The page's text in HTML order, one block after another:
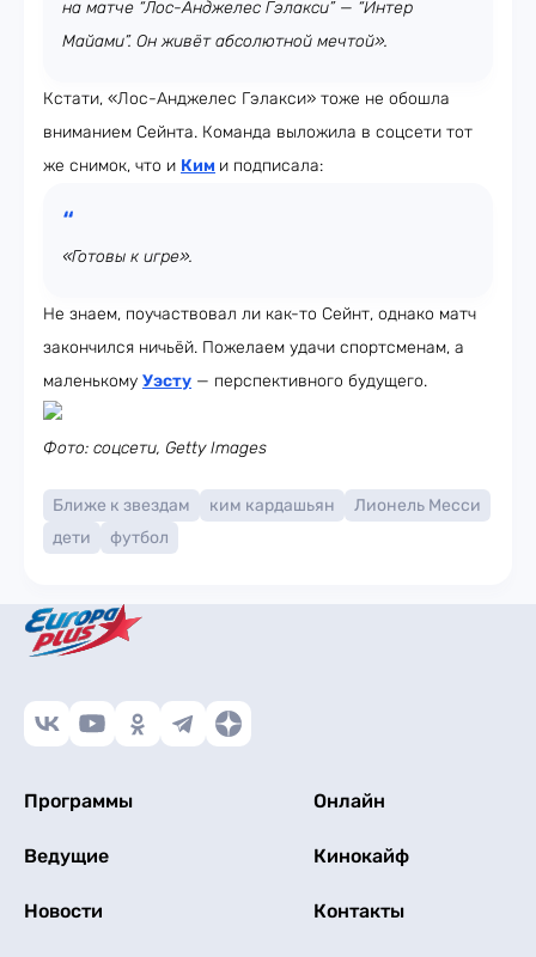
на матче “Лос-Анджелес Гэлакси” — “Интер
Майами”. Он живёт абсолютной мечтой».
Кстати, «Лос-Анджелес Гэлакси» тоже не обошла
вниманием Сейнта. Команда выложила в соцсети тот
же снимок, что и Ким и подписала:
«Готовы к игре».
Не знаем, поучаствовал ли как-то Сейнт, однако матч
закончился ничьёй. Пожелаем удачи спортсменам, а
маленькому Уэсту — перспективного будущего.
Фото: соцсети, Getty Images
Ближе к звездам ким кардашьян
Лионель Месси
дети
футбол
Программы Онлайн
Ведущие Кинокайф
Новости Контакты